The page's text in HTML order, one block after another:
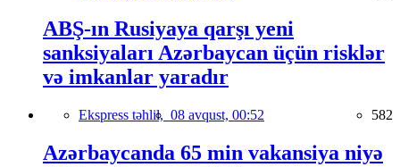
ABŞ-ın Rusiyaya qarşı yeni
sanksiyaları Azərbaycan üçün risklər
və imkanlar yaradır
Ekspress təhlil, 08 avqust, 00:52 582
Azərbaycanda 65 min vakansiya niyə